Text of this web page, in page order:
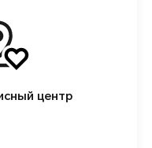
центр